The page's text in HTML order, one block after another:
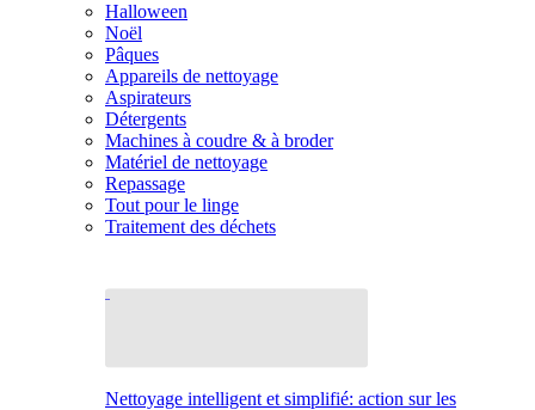
Halloween
Noël
Pâques
Appareils de nettoyage
Aspirateurs
Détergents
Machines à coudre & à broder
Matériel de nettoyage
Repassage
Tout pour le linge
Traitement des déchets
Nettoyage intelligent et simplifié: action sur les